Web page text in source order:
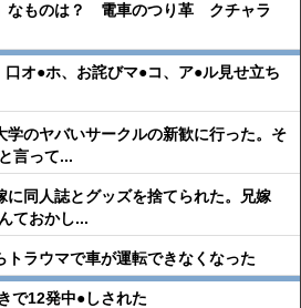
なものは？ 電車のつり革 クチャラ
口オ●︎ホ、お詫びマ●︎コ、ア●︎ル見せ立ち
学のヤバいサークルの新歓に行った。そ
言って...
に同人誌とグッズを捨てられた。兄嫁
ておかし...
トラウマで車が運転できなくなった
で12発中●︎しされた